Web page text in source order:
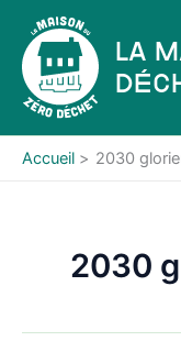
contenu
La
Accueil 2030
2030